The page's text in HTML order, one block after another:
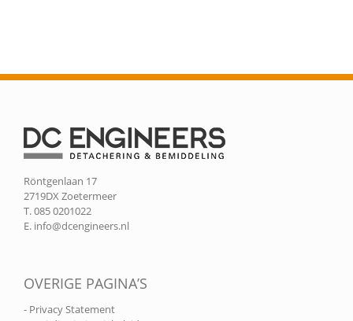
Röntgenlaan 17
2719DX Zoetermeer
T. 085 0201022
E. info@dcengineers.nl
OVERIGE PAGINA’S
- Privacy Statement